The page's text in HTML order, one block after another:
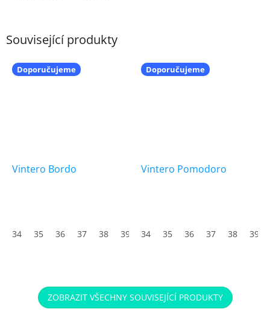
Související produkty
Doporučujeme
Vintero Bordo
34 35 36 37 38 39 40 41 42 43 44 45
Doporučujeme
Vintero Pomodoro
34 35 36 37 38 39
ZOBRAZIT VŠECHNY SOUVISEJÍCÍ PRODUKTY